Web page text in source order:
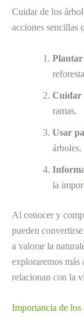
Cuidar de los
acciones sencillas
Plantar
Cuidar
ramas.
Usar
árboles.
la
Al conocer y
pueden
a valorar la
exploraremos más
relacionan con la
Importancia de los